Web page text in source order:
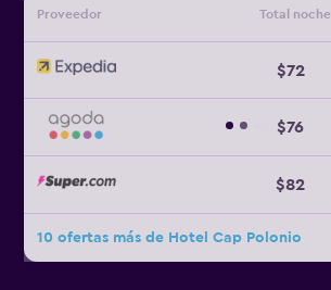
Proveedor Total noche
$72
$76
$82
10 ofertas más de Hotel Cap Polonio